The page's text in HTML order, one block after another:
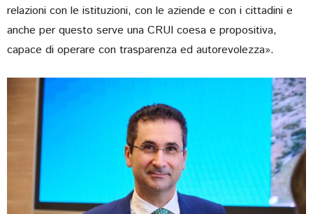
relazioni con le istituzioni, con le aziende e con i cittadini e
anche per questo serve una CRUI coesa e propositiva,
capace di operare con trasparenza ed autorevolezza».